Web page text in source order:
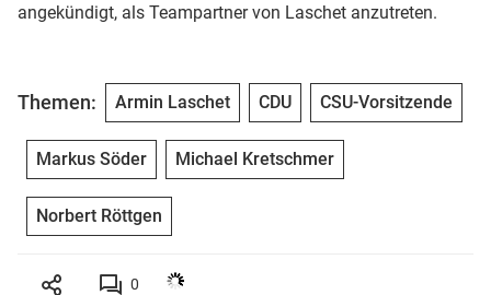
angekündigt, als Teampartner von Laschet anzutreten.
Themen: Armin Laschet CDU CSU-Vorsitzende
Markus Söder Michael Kretschmer
Norbert Röttgen
0